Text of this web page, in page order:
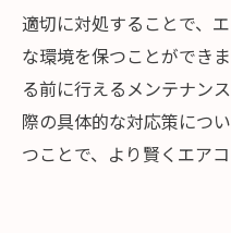
適切に対処することで、
な環境を保つことができ
る前に行えるメンテナン
際の具体的な対応策につ
つことで、より賢くエア